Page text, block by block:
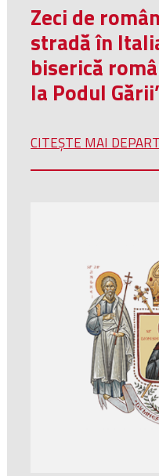
Zeci de
stradă în
biserică
la Podul
CITEȘTE MAI